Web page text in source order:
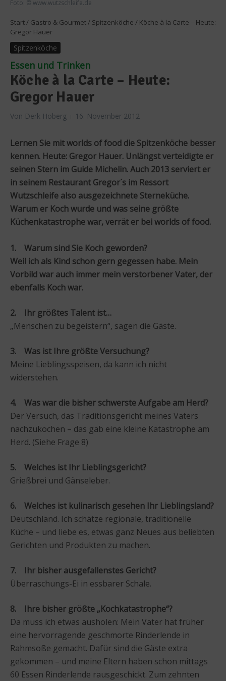
Foto: © www.wutzschleife.de
Start / Gastro & Gourmet / Spitzenköche / Köche à la Carte – Heute:
Gregor Hauer
Spitzenköche
Essen und Trinken
Köche à la Carte – Heute:
Gregor Hauer
Von Derk Hoberg 16. November 2012
Lernen Sie mit worlds of food die Spitzenköche besser
kennen. Heute: Gregor Hauer. Unlängst verteidigte er
seinen Stern im Guide Michelin. Auch 2013 serviert er
in seinem Restaurant Gregor´s im Ressort
Wutzschleife also ausgezeichnete Sterneküche.
Warum er Koch wurde und was seine größte
Küchenkatastrophe war, verrät er bei worlds of food.
1. Warum sind Sie Koch geworden?
Weil ich als Kind schon gern gegessen habe. Mein
Vorbild war auch immer mein verstorbener Vater, der
ebenfalls Koch war.
2. Ihr größtes Talent ist…
„Menschen zu begeistern“, sagen die Gäste.
3. Was ist Ihre größte Versuchung?
Meine Lieblingsspeisen, da kann ich nicht
widerstehen.
4. Was war die bisher schwerste Aufgabe am Herd?
Der Versuch, das Traditionsgericht meines Vaters
nachzukochen – das gab eine kleine Katastrophe am
Herd. (Siehe Frage 8)
5. Welches ist Ihr Lieblingsgericht?
Grießbrei und Gänseleber.
6. Welches ist kulinarisch gesehen Ihr Lieblingsland?
Deutschland. Ich schätze regionale, traditionelle
Küche – und liebe es, etwas ganz Neues aus beliebten
Gerichten und Produkten zu machen.
7. Ihr bisher ausgefallenstes Gericht?
Überraschungs-Ei in essbarer Schale.
8. Ihre bisher größte „Kochkatastrophe“?
Da muss ich etwas ausholen: Mein Vater hat früher
eine hervorragende geschmorte Rinderlende in
Rahmsoße gemacht. Dafür sind die Gäste extra
gekommen – und meine Eltern haben schon mittags
60 Essen Rinderlende rausgeschickt. Zum zehnten